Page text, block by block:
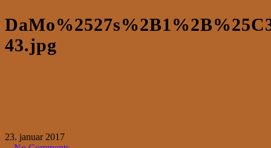
43.jpg
23. januar 2017